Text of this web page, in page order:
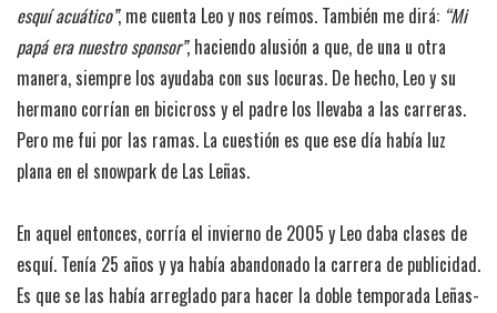
esquí acuático”, me cuenta Leo y nos reímos. También me dirá: “Mi
papá era nuestro sponsor”, haciendo alusión a que, de una u otra
manera, siempre los ayudaba con sus locuras. De hecho, Leo y su
hermano corrían en bicicross y el padre los llevaba a las carreras.
Pero me fui por las ramas. La cuestión es que ese día había luz
plana en el snowpark de Las Leñas.
En aquel entonces, corría el invierno de 2005 y Leo daba clases de
esquí. Tenía 25 años y ya había abandonado la carrera de publicidad.
Es que se las había arreglado para hacer la doble temporada Leñas-